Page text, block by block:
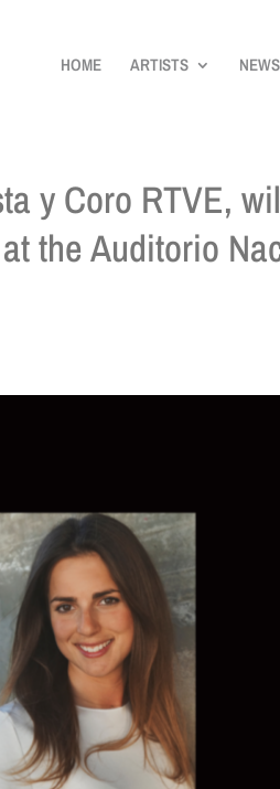
HOME ARTISTS NEWS
y Coro RTVE,
the Auditorio